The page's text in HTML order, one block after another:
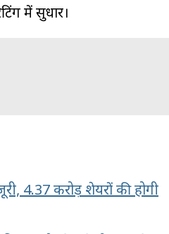
में सुधार।
4.37 करोड़ शेयरों की होगी